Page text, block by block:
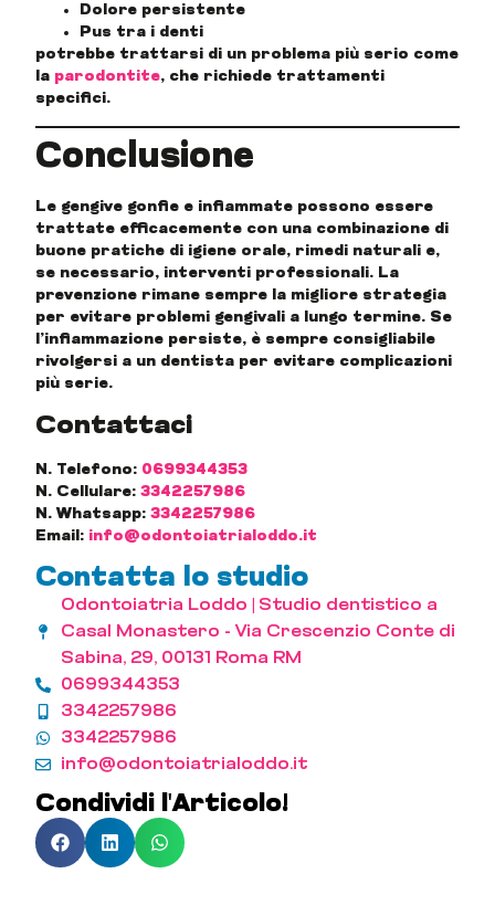
Dolore persistente
Pus tra i denti
potrebbe trattarsi di un problema più serio come
la parodontite, che richiede trattamenti
specifici.
Conclusione
Le gengive gonfie e infiammate possono essere
trattate efficacemente con una combinazione di
buone pratiche di igiene orale, rimedi naturali e,
se necessario, interventi professionali. La
prevenzione rimane sempre la migliore strategia
per evitare problemi gengivali a lungo termine. Se
l’infiammazione persiste, è sempre consigliabile
rivolgersi a un dentista per evitare complicazioni
più serie.
Contattaci
N. Telefono: 0699344353
N. Cellulare: 3342257986
N. Whatsapp: 3342257986
Email: info@odontoiatrialoddo.it
Contatta lo studio
Odontoiatria Loddo | Studio dentistico a
Casal Monastero - Via Crescenzio Conte di
Sabina, 29, 00131 Roma RM
0699344353
3342257986
3342257986
info@odontoiatrialoddo.it
Condividi l'Articolo!